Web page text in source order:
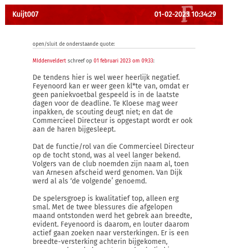
Kuijt007 01-02-2023 10:34:29
open/sluit de onderstaande quote:
MIddenveldert schreef op 01 februari 2023 om 09:33:
De tendens hier is wel weer heerlijk negatief.
Feyenoord kan er weer geen kl*te van, omdat er
geen paniekvoetbal gespeeld is in de laatste
dagen voor de deadline. Te Kloese mag weer
inpakken, de scouting deugt niet; en dat de
Commercieel Directeur is opgestapt wordt er ook
aan de haren bijgesleept.
Dat de functie/rol van die Commercieel Directeur
op de tocht stond, was al veel langer bekend.
Volgers van de club noemden zijn naam al, toen
van Arnesen afscheid werd genomen. Van Dijk
werd al als ‘de volgende’ genoemd.
De spelersgroep is kwalitatief top, alleen erg
smal. Met de twee blessures die afgelopen
maand ontstonden werd het gebrek aan breedte,
evident. Feyenoord is daarom, en louter daarom
actief gaan zoeken naar versterkingen. Er is een
breedte-versterking achterin bijgekomen,